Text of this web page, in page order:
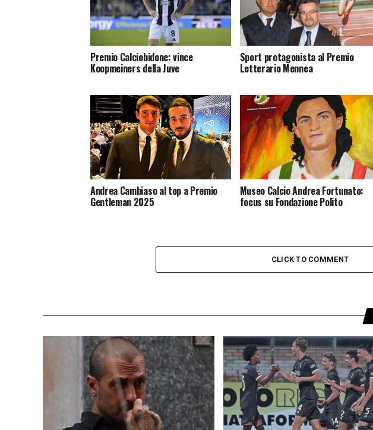
Premio Calciobidone: vince
Koopmeiners della Juve
Sport protagonista al Premio
Letterario Mennea
Andrea Cambiaso al top a Premio
Gentleman 2025
Museo Calcio Andrea Fortunato:
focus su Fondazione Polito
CLICK TO COMMENT